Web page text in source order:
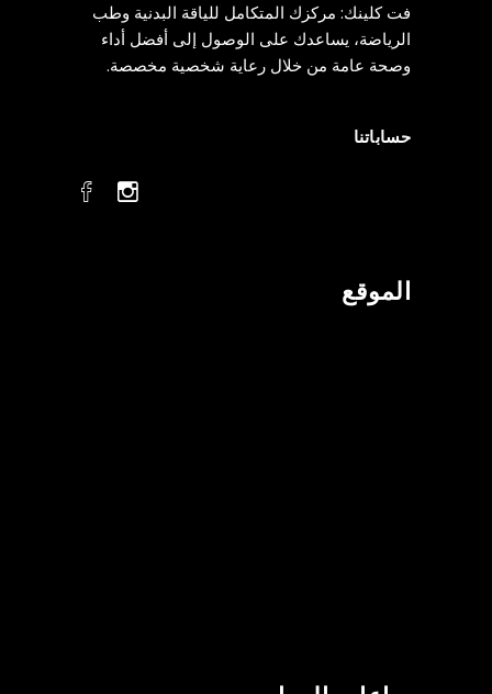
فت كلينك: مركزك المتكامل للياقة البدنية وطب
الرياضة، يساعدك على الوصول إلى أفضل أداء
وصحة عامة من خلال رعاية شخصية مخصصة.
حساباتنا
الموقع